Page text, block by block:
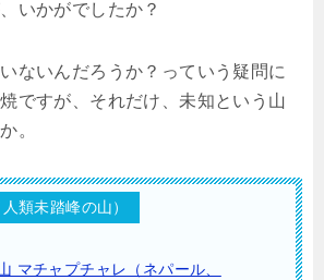
いかがでしたか？
ないんだろうか？っていう疑問に
ですが、それだけ、未知という山
。
類未踏峰の山）
マチャプチャレ（ネパール、